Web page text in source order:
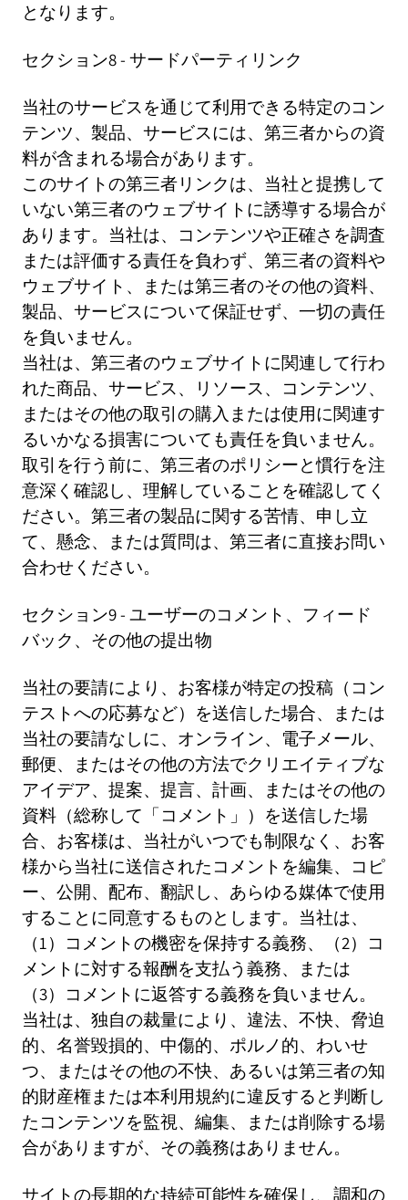
となります。
セクション8 - サードパーティリンク
当社のサービスを通じて利用できる特定のコン
テンツ、製品、サービスには、第三者からの資
料が含まれる場合があります。
このサイトの第三者リンクは、当社と提携して
いない第三者のウェブサイトに誘導する場合が
あります。当社は、コンテンツや正確さを調査
または評価する責任を負わず、第三者の資料や
ウェブサイト、または第三者のその他の資料、
製品、サービスについて保証せず、一切の責任
を負いません。
当社は、第三者のウェブサイトに関連して行わ
れた商品、サービス、リソース、コンテンツ、
またはその他の取引の購入または使用に関連す
るいかなる損害についても責任を負いません。
取引を行う前に、第三者のポリシーと慣行を注
意深く確認し、理解していることを確認してく
ださい。第三者の製品に関する苦情、申し立
て、懸念、または質問は、第三者に直接お問い
合わせください。
セクション9 - ユーザーのコメント、フィード
バック、その他の提出物
当社の要請により、お客様が特定の投稿（コン
テストへの応募など）を送信した場合、または
当社の要請なしに、オンライン、電子メール、
郵便、またはその他の方法でクリエイティブな
アイデア、提案、提言、計画、またはその他の
資料（総称して「コメント」）を送信した場
合、お客様は、当社がいつでも制限なく、お客
様から当社に送信されたコメントを編集、コピ
ー、公開、配布、翻訳し、あらゆる媒体で使用
することに同意するものとします。当社は、
（1）コメントの機密を保持する義務、（2）コ
メントに対する報酬を支払う義務、または
（3）コメントに返答する義務を負いません。
当社は、独自の裁量により、違法、不快、脅迫
的、名誉毀損的、中傷的、ポルノ的、わいせ
つ、またはその他の不快、あるいは第三者の知
的財産権または本利用規約に違反すると判断し
たコンテンツを監視、編集、または削除する場
合がありますが、その義務はありません。
サイトの長期的な持続可能性を確保し、調和の